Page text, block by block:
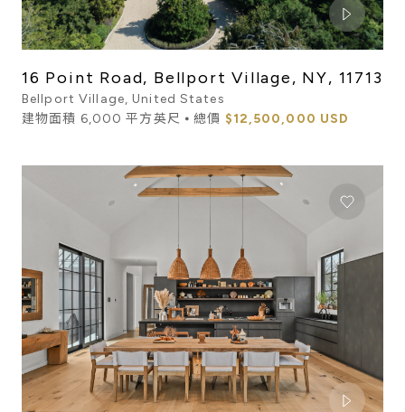
16 Point Road, Bellport Village, NY, 11713
Bellport Village, United States
建物面積 6,000 平方英尺 ⦁ 總價 $12,500,000 USD